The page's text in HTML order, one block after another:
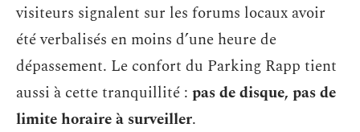
visiteurs signalent sur les forums locaux avoir
été verbalisés en moins d’une heure de
dépassement. Le confort du Parking Rapp tient
aussi à cette tranquillité : pas de disque, pas de
limite horaire à surveiller.